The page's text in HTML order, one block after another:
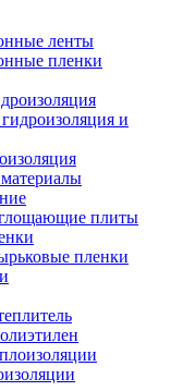
ленты
пленки
и
плиты
пленки